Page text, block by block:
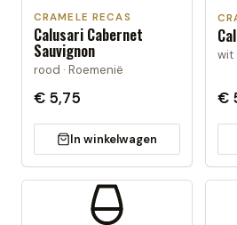
CRAMELE RECAS
Calusari Cabernet
Sauvignon
rood · Roemenië
€ 5,75
In winkelwagen
wit
€